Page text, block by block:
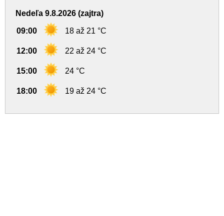
Nedeľa 9.8.2026 (zajtra)
09:00 18 až 21 °C
12:00 22 až 24 °C
15:00 24 °C
18:00 19 až 24 °C